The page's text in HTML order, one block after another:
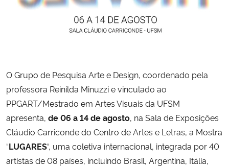
Ministério do Meio Ambiente
Ministério do Desenvolvimento Regional
Controladoria-Geral da União
Ministério da Mulher, da Família e dos Direitos Humanos
Secretaria-Geral
O Grupo de Pesquisa Arte e Design, coordenado pela
professora Reinilda Minuzzi e vinculado ao
PPGART/Mestrado em Artes Visuais da UFSM
apresenta, de 06 a 14 de agosto, na Sala de Exposições
Cláudio Carriconde do Centro de Artes e Letras, a Mostra
“LUGARES“, uma coletiva internacional, integrada por 40
artistas de 08 países, incluindo Brasil, Argentina, Itália,